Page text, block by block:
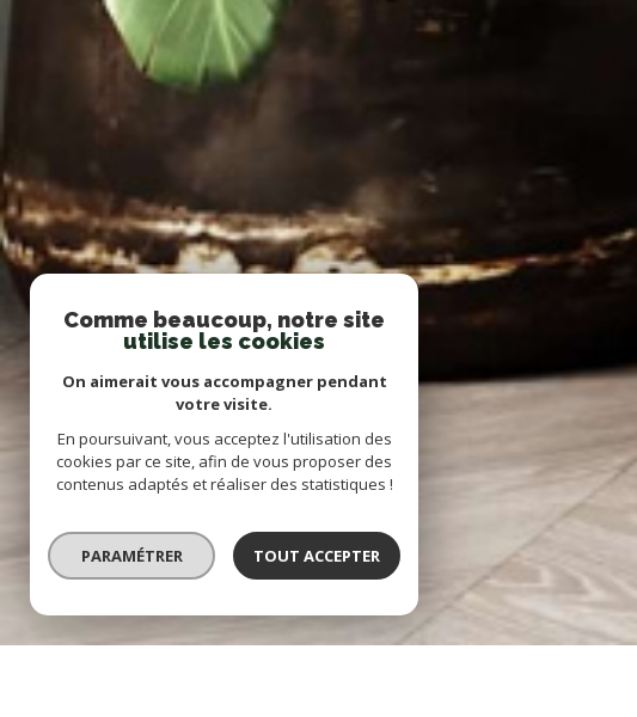
Comme beaucoup, notre site
utilise les cookies
On aimerait vous accompagner pendant
votre visite.
En poursuivant, vous acceptez l'utilisation des
cookies par ce site, afin de vous proposer des
contenus adaptés et réaliser des statistiques !
PARAMÉTRER TOUT ACCEPTER